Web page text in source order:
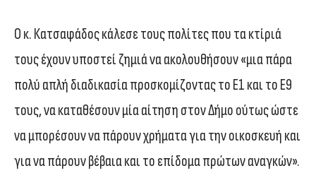
Ο κ. Κατσαφάδος κάλεσε τους πολίτες που τα κτίριά
τους έχουν υποστεί ζημιά να ακολουθήσουν «μια πάρα
πολύ απλή διαδικασία προσκομίζοντας το Ε1 και το Ε9
τους, να καταθέσουν μία αίτηση στον Δήμο ούτως ώστε
να μπορέσουν να πάρουν χρήματα για την οικοσκευή και
για να πάρουν βέβαια και το επίδομα πρώτων αναγκών».